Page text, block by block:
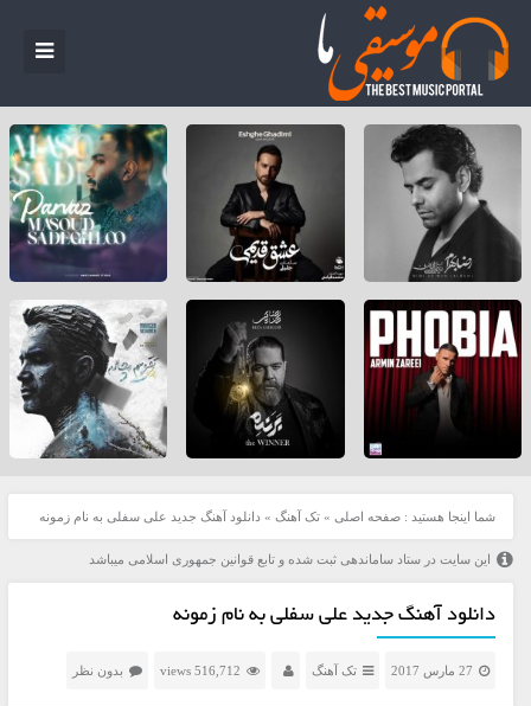
شما اینجا هستید : صفحه اصلی » تک آهنگ » دانلود آهنگ جدید علی سفلی به نام زمونه
این سایت در ستاد ساماندهی ثبت شده و تابع قوانین جمهوری اسلامی میباشد
دانلود آهنگ جدید علی سفلی به نام زمونه
27 مارس 2017 تک آهنگ 516,712 views بدون نظر